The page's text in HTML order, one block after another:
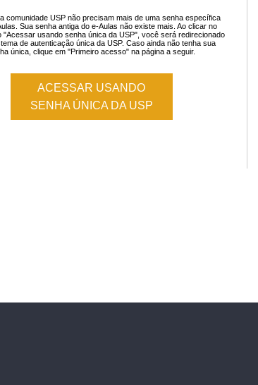
comunidade USP não precisam mais de uma senha específica
Sua senha antiga do e-Aulas não existe mais. Ao clicar no
"Acessar usando senha única da USP", você será redirecionado
de autenticação única da USP. Caso ainda não tenha sua
única, clique em "Primeiro acesso" na página a seguir.
ACESSAR USANDO
SENHA ÚNICA DA USP